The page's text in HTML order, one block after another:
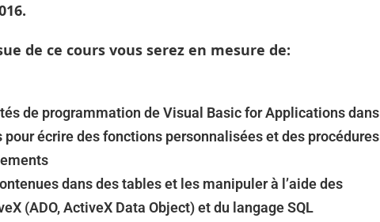
de ce cours vous serez en mesure de:
de programmation de Visual Basic for Applications dans
pour écrire des fonctions personnalisées et des procédures
dans des tables et les manipuler à l’aide des
(ADO, ActiveX Data Object) et du langage SQL